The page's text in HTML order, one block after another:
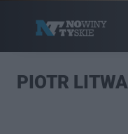
PIOTR LITWA